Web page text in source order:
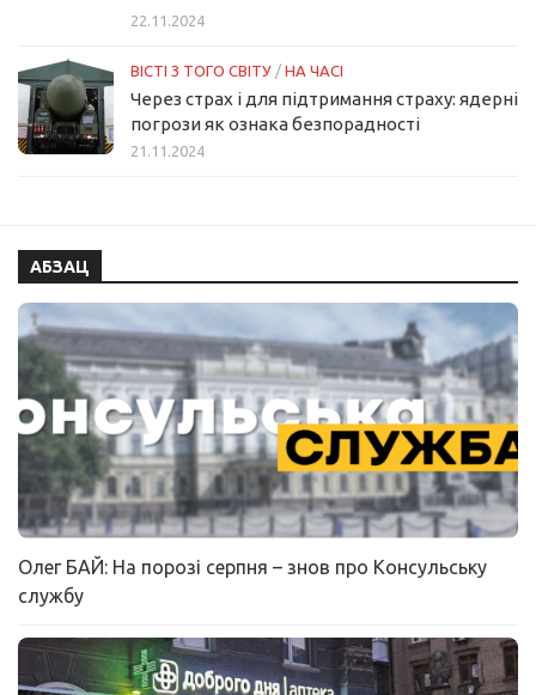
22.11.2024
ВІСТІ З ТОГО СВІТУ / НА ЧАСІ
Через страх і для підтримання страху: ядерні
погрози як ознака безпорадності
21.11.2024
АБЗАЦ
Олег БАЙ: На порозі серпня – знов про Консульську
службу